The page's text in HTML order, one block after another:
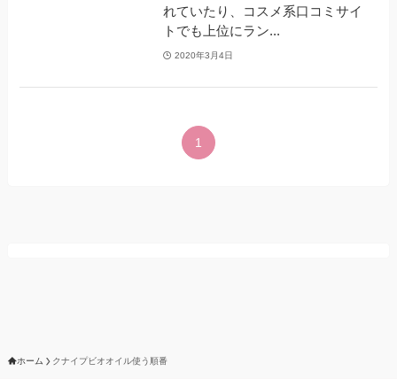
れていたり、コスメ系口コミサイ
トでも上位にラン...
2020年3月4日
1
ホーム クナイプビオオイル使う順番